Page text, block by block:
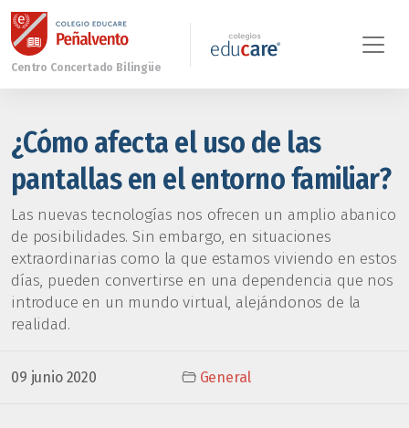
¿Cómo afecta el uso de las
pantallas en el entorno familiar?
Las nuevas tecnologías nos ofrecen un amplio abanico
de posibilidades. Sin embargo, en situaciones
extraordinarias como la que estamos viviendo en estos
días, pueden convertirse en una dependencia que nos
introduce en un mundo virtual, alejándonos de la
realidad.
09 junio 2020 General